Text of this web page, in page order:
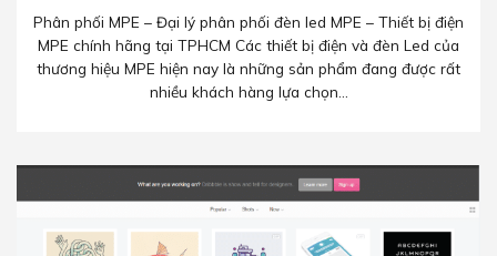
Phân phối MPE – Đại lý phân phối đèn led MPE – Thiết bị điện
MPE chính hãng tại TPHCM Các thiết bị điện và đèn Led của
thương hiệu MPE hiện nay là những sản phẩm đang được rất
nhiều khách hàng lựa chọn...